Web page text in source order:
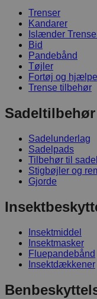
Trenser
Kandarer
Islænder
Bid
Pandebånd
Tøjler
Fortøj og
Trense tilbehør
Sadeltilbehør
Sadelunderlag
Sadelpads
Tilbehør til sadel
Stigbøjler og
Gjorde
Insektmiddel
Insektmasker
Fluepandebånd
Insektdækkener